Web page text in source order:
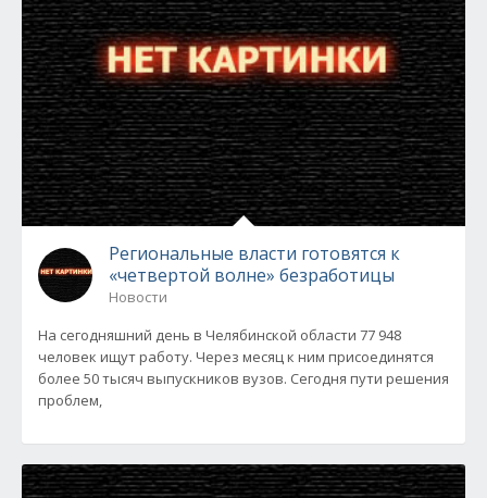
Региональные власти готовятся к
«четвертой волне» безработицы
Новости
На сегодняшний день в Челябинской области 77 948
человек ищут работу. Через месяц к ним присоединятся
более 50 тысяч выпускников вузов. Сегодня пути решения
проблем,